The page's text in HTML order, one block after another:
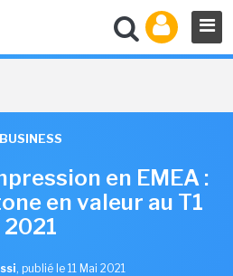
BUSINESS
en EMEA :
en valeur au T1
2021
, publié le 11 Mai 2021